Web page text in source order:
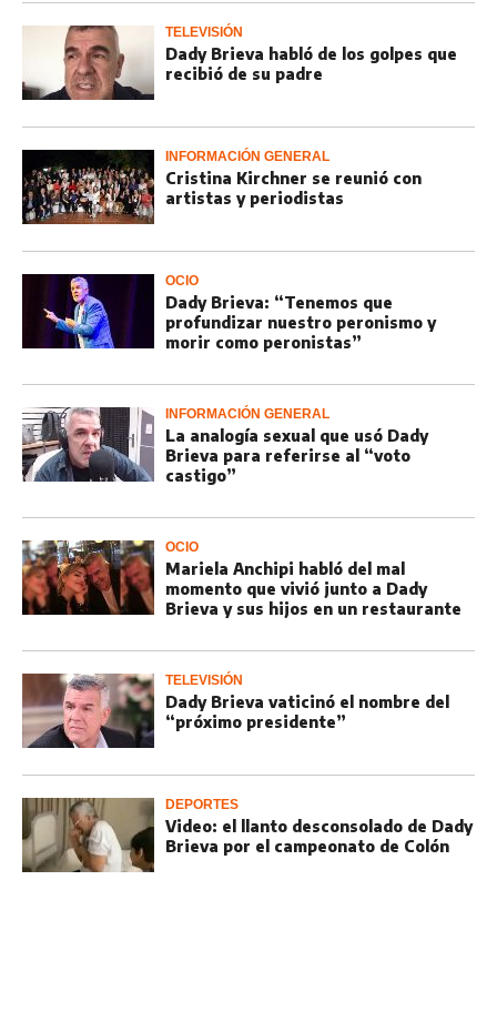
TELEVISIÓN
Dady Brieva habló de los golpes que
recibió de su padre
INFORMACIÓN GENERAL
Cristina Kirchner se reunió con
artistas y periodistas
OCIO
Dady Brieva: “Tenemos que
profundizar nuestro peronismo y
morir como peronistas”
INFORMACIÓN GENERAL
La analogía sexual que usó Dady
Brieva para referirse al “voto
castigo”
OCIO
Mariela Anchipi habló del mal
momento que vivió junto a Dady
Brieva y sus hijos en un restaurante
TELEVISIÓN
Dady Brieva vaticinó el nombre del
“próximo presidente”
DEPORTES
Video: el llanto desconsolado de Dady
Brieva por el campeonato de Colón